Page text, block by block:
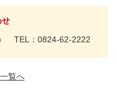
せ
TEL：0824-62-2222
覧へ